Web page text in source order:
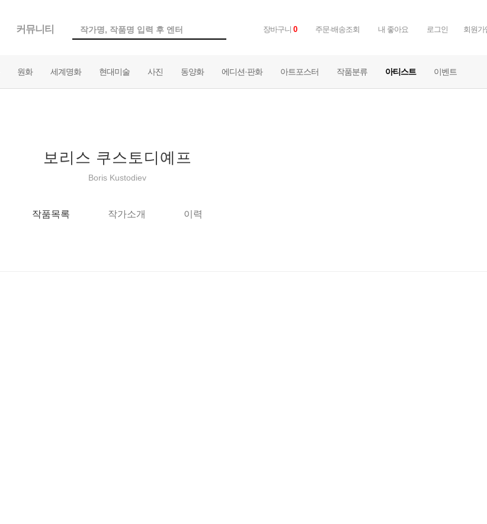
커뮤니티 장바구니 0 주문·배송조회 내 좋아요 로그인 회원가
원화 세계명화 현대미술 사진 동양화 에디션·판화 아트포스터 작품분류 아티스트 이벤트
보리스 쿠스토디예프
Boris Kustodiev
작품목록 작가소개 이력